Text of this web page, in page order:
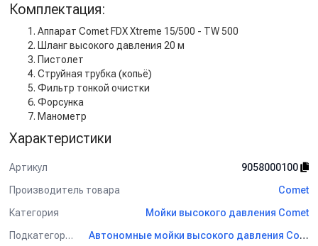
Комплектация:
Аппарат Comet FDX Xtreme 15/500 - TW 500
Шланг высокого давления 20 м
Пистолет
Струйная трубка (копьё)
Фильтр тонкой очистки
Форсунка
Манометр
Характеристики
Артикул
9058000100
Производитель товара
Comet
Категория
Мойки высокого давления Comet
Подкатегория
Автономные мойки высокого давления Comet